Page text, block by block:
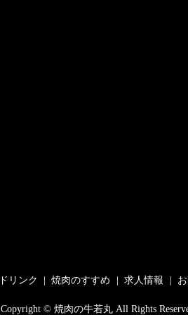
ドリンク 焼肉のすすめ 求人情報
Copyright © 焼肉の牛若丸 All Rights